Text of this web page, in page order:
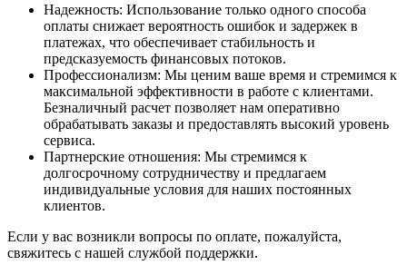
Надежность: Использование только одного способа
оплаты снижает вероятность ошибок и задержек в
платежах, что обеспечивает стабильность и
предсказуемость финансовых потоков.
Профессионализм: Мы ценим ваше время и стремимся к
максимальной эффективности в работе с клиентами.
Безналичный расчет позволяет нам оперативно
обрабатывать заказы и предоставлять высокий уровень
сервиса.
Партнерские отношения: Мы стремимся к
долгосрочному сотрудничеству и предлагаем
индивидуальные условия для наших постоянных
клиентов.
Если у вас возникли вопросы по оплате, пожалуйста,
свяжитесь с нашей службой поддержки.